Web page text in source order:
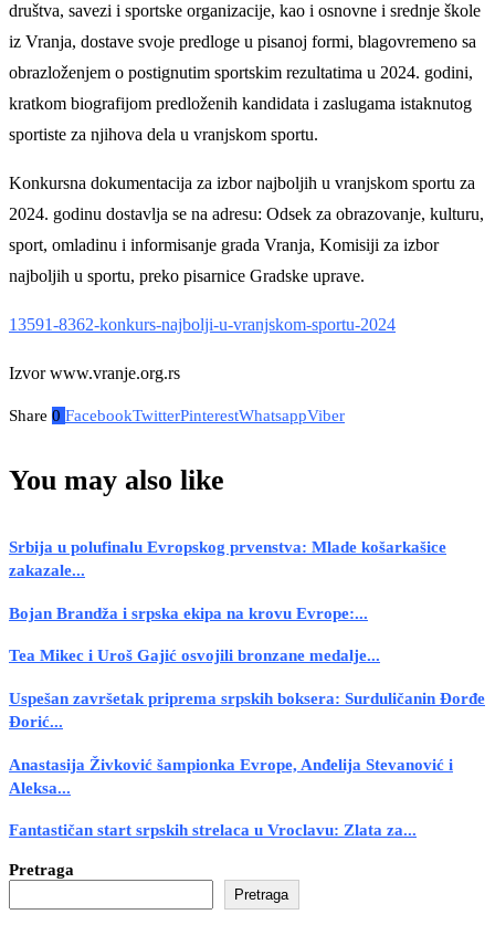
društva, savezi i sportske organizacije, kao i osnovne i srednje škole
iz Vranja, dostave svoje predloge u pisanoj formi, blagovremeno sa
obrazloženjem o postignutim sportskim rezultatima u 2024. godini,
kratkom biografijom predloženih kandidata i zaslugama istaknutog
sportiste za njihova dela u vranjskom sportu.
Konkursna dokumentacija za izbor najboljih u vranjskom sportu za
2024. godinu dostavlja se na adresu: Odsek za obrazovanje, kulturu,
sport, omladinu i informisanje grada Vranja, Komisiji za izbor
najboljih u sportu, preko pisarnice Gradske uprave.
13591-8362-konkurs-najbolji-u-vranjskom-sportu-2024
Izvor www.vranje.org.rs
Share 0 FacebookTwitterPinterestWhatsappViber
You may also like
Srbija u polufinalu Evropskog prvenstva: Mlade košarkašice
zakazale...
Bojan Brandža i srpska ekipa na krovu Evrope:...
Tea Mikec i Uroš Gajić osvojili bronzane medalje...
Uspešan završetak priprema srpskih boksera: Surduličanin Đorđe
Đorić...
Anastasija Živković šampionka Evrope, Anđelija Stevanović i
Aleksa...
Fantastičan start srpskih strelaca u Vroclavu: Zlata za...
Pretraga
Pretraga